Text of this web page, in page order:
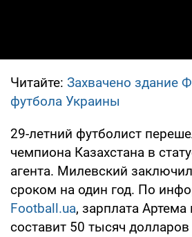
Читайте: Захвачено здание
футбола Украины
29-летний футболист
чемпиона Казахстана в
агента. Милевский
сроком на один год. По
Football.ua, зарплата Артема
составит 50 тысяч